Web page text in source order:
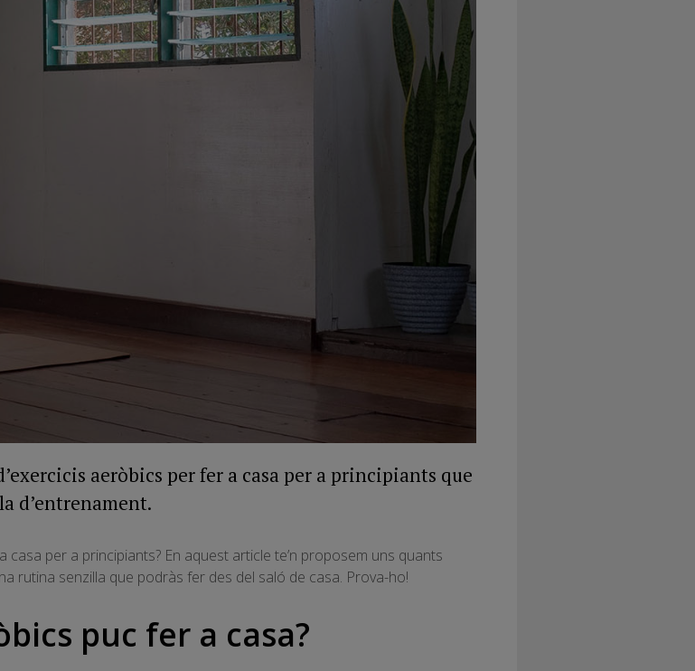
aeròbics per fer a casa per a principiants que
d’entrenament.
casa per a principiants? En aquest article te’n proposem uns quants
rutina senzilla que podràs fer des del saló de casa. Prova-ho!
puc fer a casa?